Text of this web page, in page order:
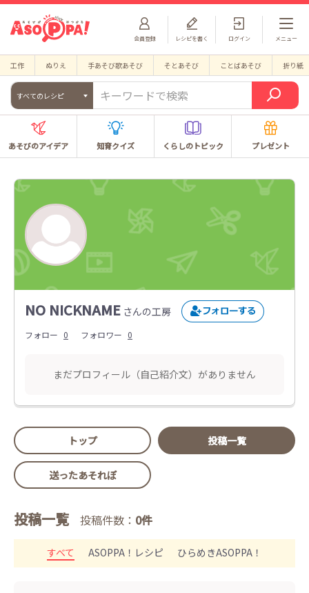
会員登録 ログイン
レシピを書く メニュー
工作 ぬりえ 手あそび歌あそび そとあそび ことばあそび 折り紙
すべてのレシピ
あそびのアイデア 知育クイズ くらしのトピック プレゼント
NO NICKNAME さんの工房
フォロー 0 フォロワー 0
まだプロフィール（自己紹介文）がありません
トップ 投稿一覧
送ったあそれぽ
投稿一覧 投稿件数： 0件
すべて ASOPPA！レシピ ひらめきASOPPA！